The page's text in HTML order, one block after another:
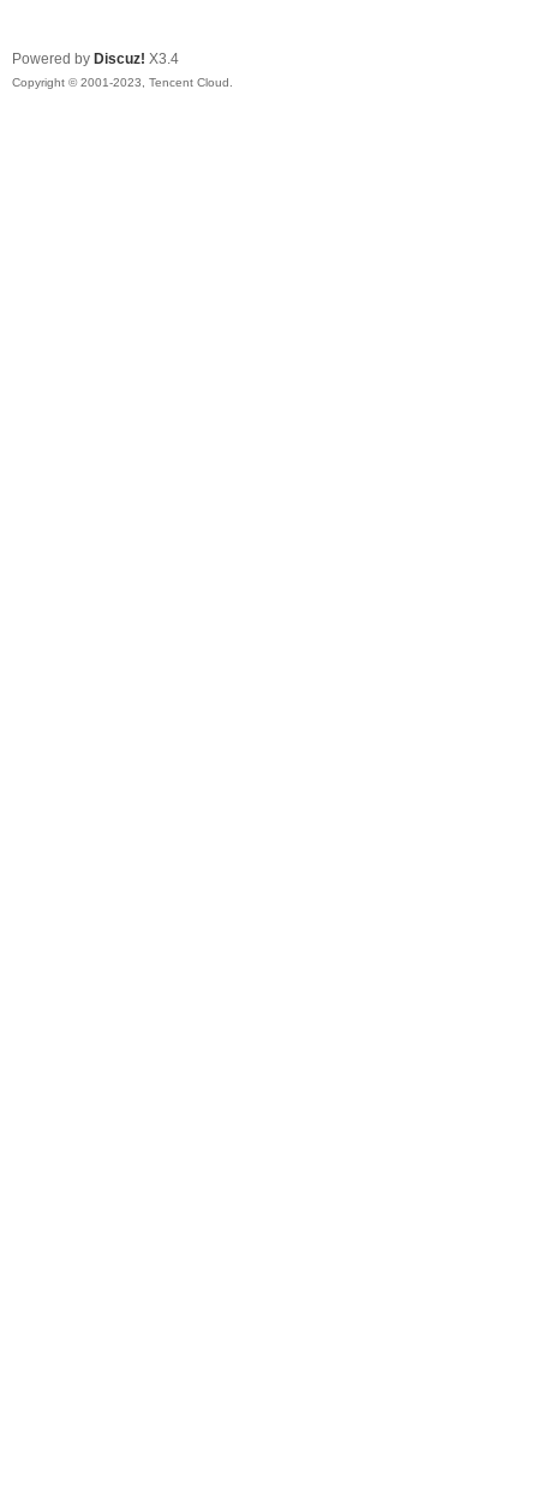
Powered by Discuz! X3.4
Copyright © 2001-2023, Tencent Cloud.